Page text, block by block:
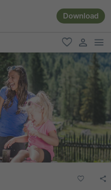
Download
favoriti
user link